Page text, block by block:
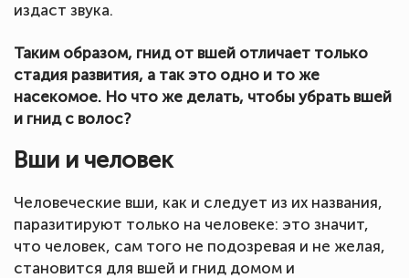
издаст звука.
Таким образом, гнид от вшей отличает только
стадия развития, а так это одно и то же
насекомое. Но что же делать, чтобы убрать вшей
и гнид с волос?
Вши и человек
Человеческие вши, как и следует из их названия,
паразитируют только на человеке: это значит,
что человек, сам того не подозревая и не желая,
становится для вшей и гнид домом и